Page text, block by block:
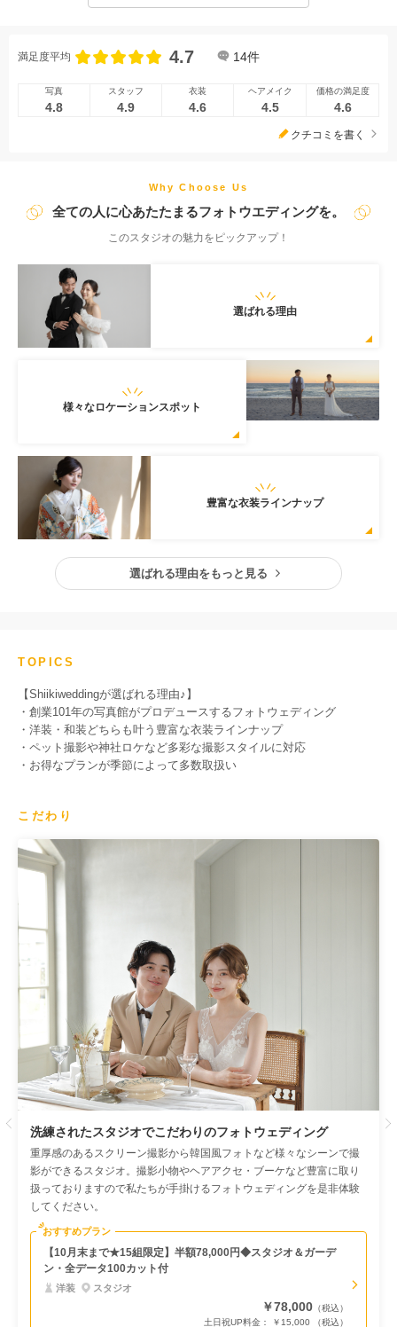
オ撮影からガーデン、ロケーション撮影まで様々なシーンに対応
をご提案いたします♪
満足度平均 4.7 14件
写真
4.8
スタッフ
4.9
衣装
4.6
ヘアメイク
4.5
価格の満足度
4.6
クチコミを書く
Why Choose Us
全ての人に心あたたまるフォトウエディングを。
このスタジオの魅力をピックアップ！
選ばれる理由
様々なロケーションスポット
豊富な衣装ラインナップ
選ばれる理由をもっと見る
TOPICS
【Shiikiweddingが選ばれる理由♪】
・創業101年の写真館がプロデュースするフォトウェディング
・洋装・和装どちらも叶う豊富な衣装ラインナップ
・ペット撮影や神社ロケなど多彩な撮影スタイルに対応
・お得なプランが季節によって多数取扱い
こだわり
洗練されたスタジオでこだわりのフォトウェディング
重厚感のあるスクリーン撮影から韓国風フォトなど様々なシーンで撮
影ができるスタジオ。撮影小物やヘアアクセ・ブーケなど豊富に取り
扱っておりますので私たちが手掛けるフォトウェディングを是非体験
してください。
おすすめプラン
【10月末まで★15組限定】半額78,000円◆スタジオ＆ガーデ
ン・全データ100カット付
洋装 スタジオ
￥78,000 （税込）
土日祝UP料金： ￥15,000 （税込）